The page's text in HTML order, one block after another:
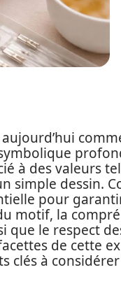
à des valeurs
simple dessin.
pour
motif, la
que le respect
de cette
clés à